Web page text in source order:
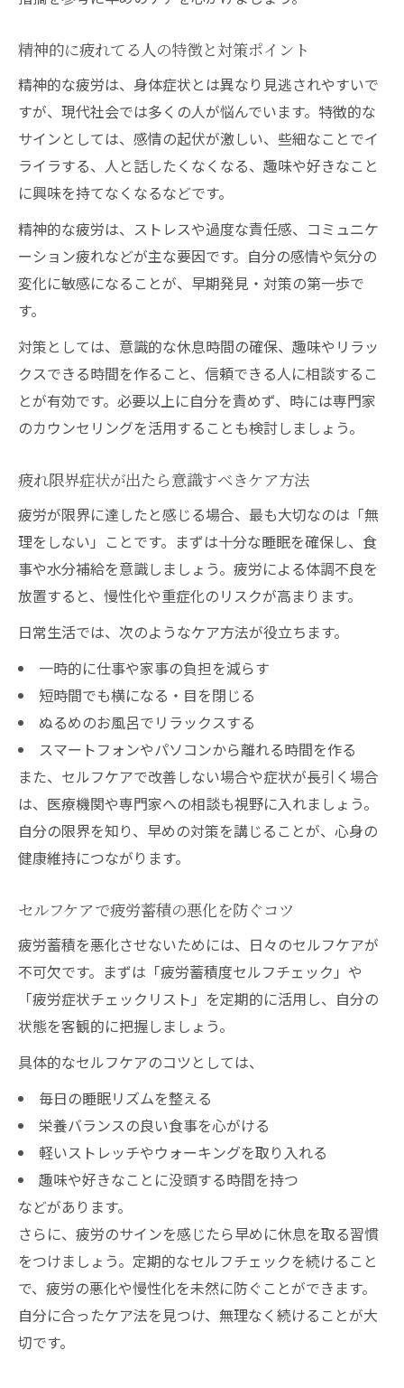
精神的に疲れてる人の特徴と対策ポイント
精神的な疲労は、身体症状とは異なり見逃されやすいで
すが、現代社会では多くの人が悩んでいます。特徴的な
サインとしては、感情の起伏が激しい、些細なことでイ
ライラする、人と話したくなくなる、趣味や好きなこと
に興味を持てなくなるなどです。
精神的な疲労は、ストレスや過度な責任感、コミュニケ
ーション疲れなどが主な要因です。自分の感情や気分の
変化に敏感になることが、早期発見・対策の第一歩で
す。
対策としては、意識的な休息時間の確保、趣味やリラッ
クスできる時間を作ること、信頼できる人に相談するこ
とが有効です。必要以上に自分を責めず、時には専門家
のカウンセリングを活用することも検討しましょう。
疲れ限界症状が出たら意識すべきケア方法
疲労が限界に達したと感じる場合、最も大切なのは「無
理をしない」ことです。まずは十分な睡眠を確保し、食
事や水分補給を意識しましょう。疲労による体調不良を
放置すると、慢性化や重症化のリスクが高まります。
日常生活では、次のようなケア方法が役立ちます。
一時的に仕事や家事の負担を減らす
短時間でも横になる・目を閉じる
ぬるめのお風呂でリラックスする
スマートフォンやパソコンから離れる時間を作る
また、セルフケアで改善しない場合や症状が長引く場合
は、医療機関や専門家への相談も視野に入れましょう。
自分の限界を知り、早めの対策を講じることが、心身の
健康維持につながります。
セルフケアで疲労蓄積の悪化を防ぐコツ
疲労蓄積を悪化させないためには、日々のセルフケアが
不可欠です。まずは「疲労蓄積度セルフチェック」や
「疲労症状チェックリスト」を定期的に活用し、自分の
状態を客観的に把握しましょう。
具体的なセルフケアのコツとしては、
毎日の睡眠リズムを整える
栄養バランスの良い食事を心がける
軽いストレッチやウォーキングを取り入れる
趣味や好きなことに没頭する時間を持つ
などがあります。
さらに、疲労のサインを感じたら早めに休息を取る習慣
をつけましょう。定期的なセルフチェックを続けること
で、疲労の悪化や慢性化を未然に防ぐことができます。
自分に合ったケア法を見つけ、無理なく続けることが大
切です。